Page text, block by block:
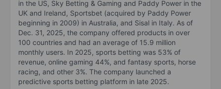
in the US, Sky Betting & Gaming and Paddy Power in the
UK and Ireland, Sportsbet (acquired by Paddy Power
beginning in 2009) in Australia, and Sisal in Italy. As of
Dec. 31, 2025, the company offered products in over
100 countries and had an average of 15.9 million
monthly users. In 2025, sports betting was 53% of
revenue, online gaming 44%, and fantasy sports, horse
racing, and other 3%. The company launched a
predictive sports betting platform in late 2025.